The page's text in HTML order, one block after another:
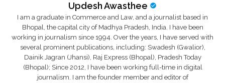
Updesh Awasthee
I am a graduate in Commerce and Law, and a journalist based in
Bhopal, the capital city of Madhya Pradesh, India. I have been
working in journalism since 1994. Over the years, I have served with
several prominent publications, including: Swadesh (Gwalior),
Dainik Jagran (Jhansi), Raj Express (Bhopal), Pradesh Today
(Bhopal); Since 2012, I have been working full-time in digital
journalism. I am the founder member and editor of